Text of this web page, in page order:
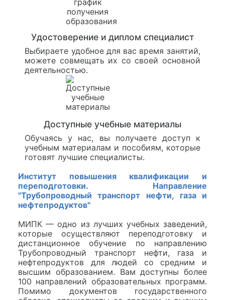
Удостоверение и диплом специалист
Выбираете удобное для вас время занятий,
можете совмещать их со своей основной
деятельностью.
Доступные учебные материалы
Обучаясь у нас, вы получаете доступ к
учебным материалам и пособиям, которые
готовят лучшие специалисты.
Институт повышения квалификации и
переподготовки. Направление
"Трубопроводный транспорт нефти, газа и
нефтепродуктов"
МИПК — одно из лучших учебных заведений,
которые осуществляют переподготовку и
дистанционное обучение по направлению
Трубопроводный транспорт нефти, газа и
нефтепродуктов для людей со средним и
высшим образованием. Вам доступны более
100 направлений образовательных программ.
Помимо документов государственного